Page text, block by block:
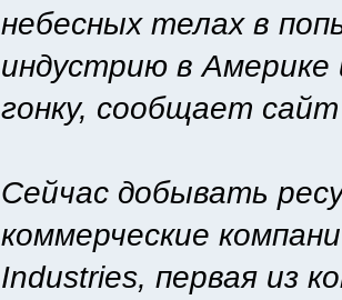
небесных телах в
индустрию в
гонку, сообщает сайт
Сейчас добывать
коммерческие
Industries, первая из